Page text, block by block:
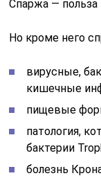
Спаржа —
Но кроме него
вирусные,
кишечные
пищевые
патология,
бактерии
болезнь